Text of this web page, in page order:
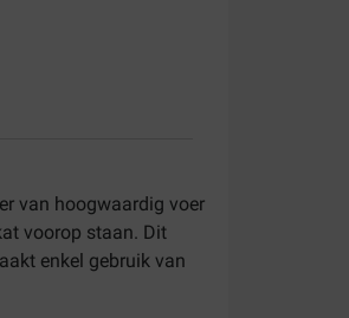
van hoogwaardig voer
voorop staan. Dit
enkel gebruik van